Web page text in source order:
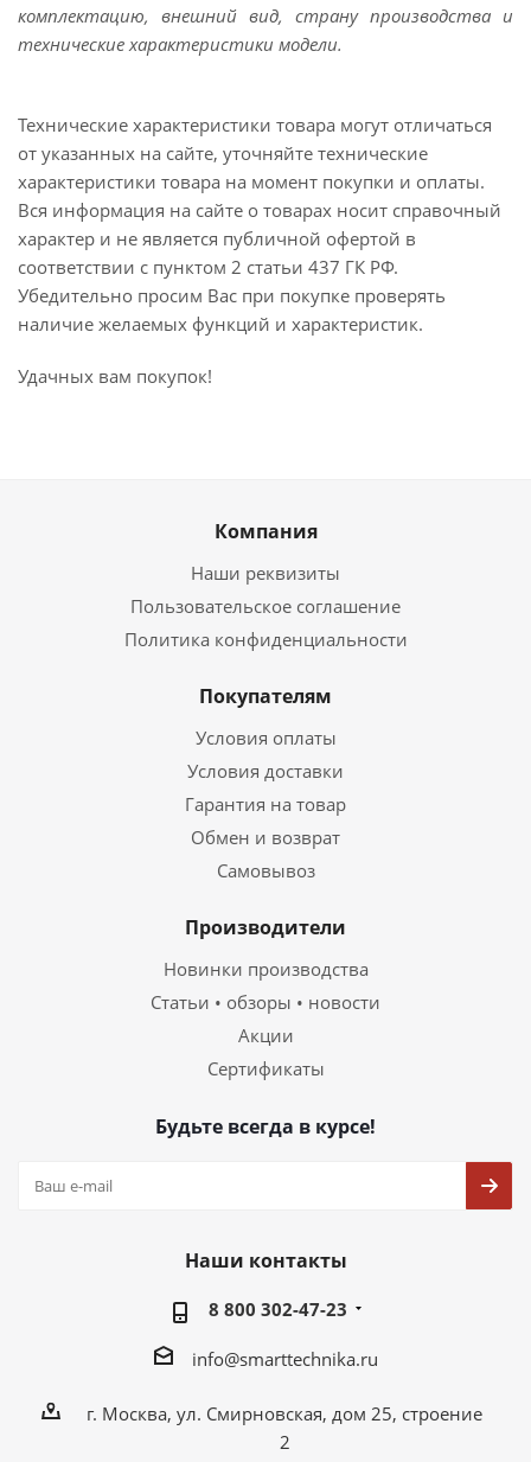
комплектацию, внешний вид, страну производства и
технические характеристики модели.
Технические характеристики товара могут отличаться
от указанных на сайте, уточняйте технические
характеристики товара на момент покупки и оплаты.
Вся информация на сайте о товарах носит справочный
характер и не является публичной офертой в
соответствии с пунктом 2 статьи 437 ГК РФ.
Убедительно просим Вас при покупке проверять
наличие желаемых функций и характеристик.
Удачных вам покупок!
Компания
Наши реквизиты
Пользовательское соглашение
Политика конфиденциальности
Покупателям
Условия оплаты
Условия доставки
Гарантия на товар
Обмен и возврат
Самовывоз
Производители
Новинки производства
Статьи • обзоры • новости
Акции
Сертификаты
Будьте всегда в курсе!
Наши контакты
8 800 302-47-23
info@smarttechnika.ru
г. Москва, ул. Смирновская, дом 25, строение
2